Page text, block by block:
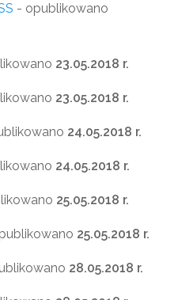
- opublikowano
23.05.2018 r.
23.05.2018 r.
24.05.2018 r.
24.05.2018 r.
25.05.2018 r.
25.05.2018 r.
28.05.2018 r.